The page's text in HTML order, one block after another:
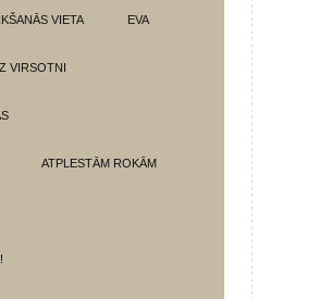
VIETA EVA
VIRSOTNI
ATPLESTĀM ROKĀM